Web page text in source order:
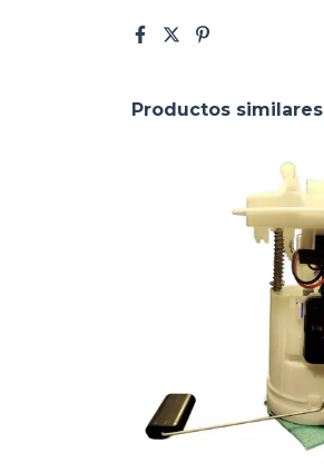
Productos similares